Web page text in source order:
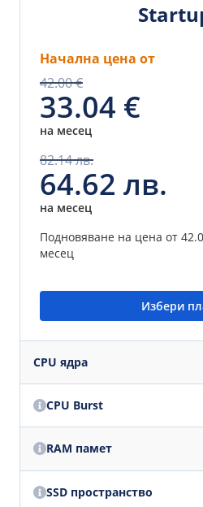
Начална цена от
33.04 €
42.00 €
на месец
64.62 лв.
82.14 лв.
на месец
Подновяване на цена от
месец
Избери
CPU ядра
CPU Burst
RAM памет
SSD пространство